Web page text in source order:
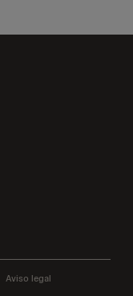
Aviso legal